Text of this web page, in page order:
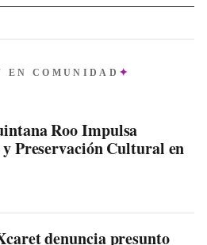
EN COMUNIDAD
Roo Impulsa
Preservación Cultural en
denuncia presunto